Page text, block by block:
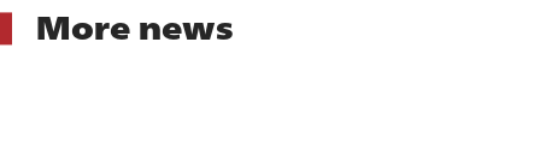
More news